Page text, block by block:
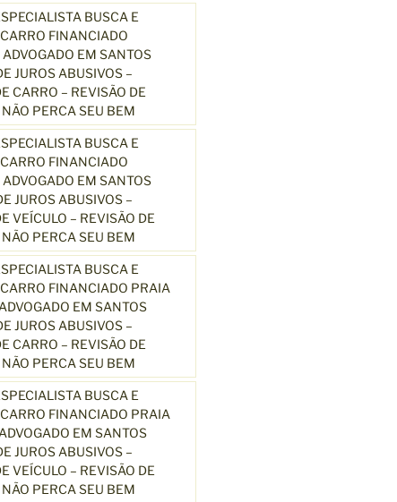
BUSCA E
FINANCIADO
ADVOGADO EM SANTOS
JUROS ABUSIVOS –
CARRO – REVISÃO DE
PERCA SEU BEM
BUSCA E
FINANCIADO
ADVOGADO EM SANTOS
JUROS ABUSIVOS –
VEÍCULO – REVISÃO DE
PERCA SEU BEM
BUSCA E
FINANCIADO PRAIA
EM SANTOS
JUROS ABUSIVOS –
CARRO – REVISÃO DE
PERCA SEU BEM
BUSCA E
FINANCIADO PRAIA
EM SANTOS
JUROS ABUSIVOS –
VEÍCULO – REVISÃO DE
PERCA SEU BEM